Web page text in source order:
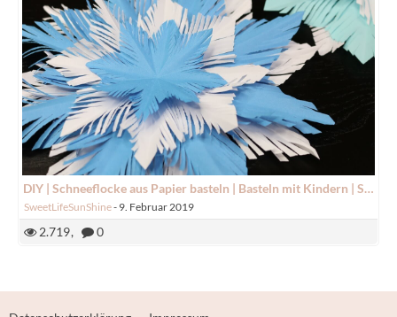
DIY | Schneeflocke aus Papier basteln | Basteln mit Kindern | SweetLifeSunShine
SweetLifeSunShine- 9. Februar 2019
2.719 0